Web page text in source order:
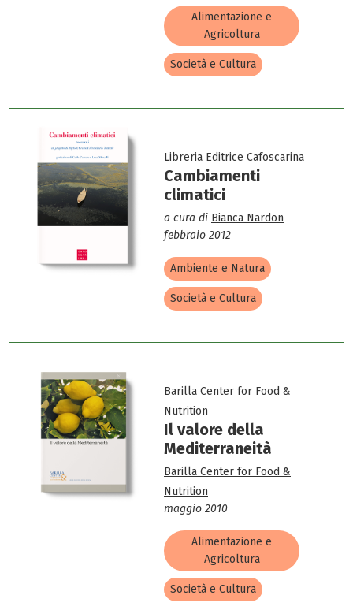
Alimentazione e
Agricoltura
Società e Cultura
Libreria Editrice Cafoscarina
Cambiamenti
climatici
a cura di Bianca Nardon
febbraio 2012
Ambiente e Natura
Società e Cultura
Barilla Center for Food &
Nutrition
Il valore della
Mediterraneità
Barilla Center for Food &
Nutrition
maggio 2010
Alimentazione e
Agricoltura
Società e Cultura